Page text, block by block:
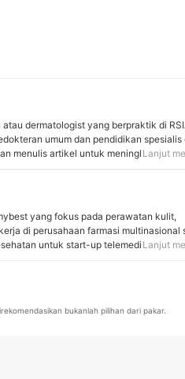
dermatologist yang berpraktik di
umum dan pendidikan spesialis
menulis artikel untuk meningkatkan
sumber informasi
Lanjut
yang fokus pada perawatan kulit,
di perusahaan farmasi multinasional
untuk start-up telemedisinLanjut
bukanlah pilihan dari pakar.